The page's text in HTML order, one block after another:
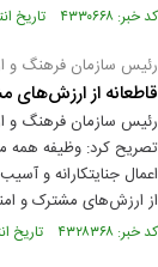
کد خبر: ۴۳۳۰۶۶۸ تاریخ انتشار : ۱۴۰۴/۱۱/۰۷
رئیس سازمان فرهنگ و
قاطعانه از ارزش‌های
رئیس سازمان فرهنگ و
تصریح کرد: وظیفه همه
اعمال جنایتکارانه و
از ارزش‌های مشترک و
کد خبر: ۴۳۲۸۳۶۸ تاریخ انتشار : ۱۴۰۴/۱۰/۲۳